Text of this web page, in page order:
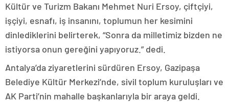
Kültür ve Turizm Bakanı Mehmet Nuri Ersoy, çiftçiyi,
işçiyi, esnafı, iş insanını, toplumun her kesimini
dinlediklerini belirterek, “Sonra da milletimiz bizden ne
istiyorsa onun gereğini yapıyoruz.” dedi.
Antalya’da ziyaretlerini sürdüren Ersoy, Gazipaşa
Belediye Kültür Merkezi’nde, sivil toplum kuruluşları ve
AK Parti’nin mahalle başkanlarıyla bir araya geldi.